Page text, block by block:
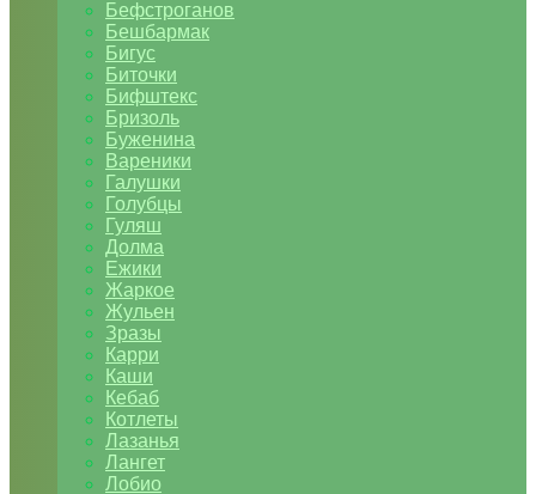
Бефстроганов
Бешбармак
Бигус
Биточки
Бифштекс
Бризоль
Буженина
Вареники
Галушки
Голубцы
Гуляш
Долма
Ежики
Жаркое
Жульен
Зразы
Карри
Каши
Кебаб
Котлеты
Лазанья
Лангет
Лобио